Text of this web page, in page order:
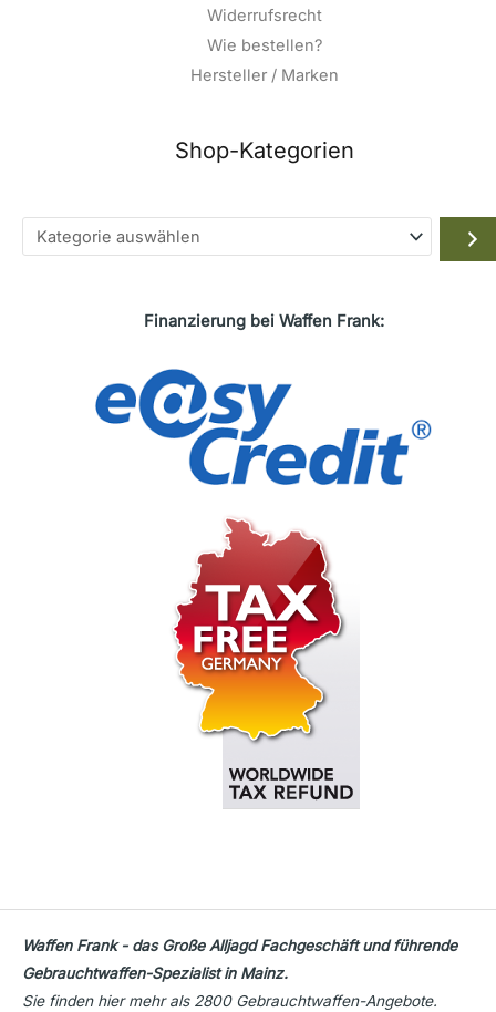
Widerrufsrecht
Wie bestellen?
Hersteller / Marken
Shop-Kategorien
Kategorie
auswählen
Finanzierung bei Waffen Frank:
Waffen Frank - das Große Alljagd Fachgeschäft und führende
Gebrauchtwaffen-Spezialist in Mainz.
Sie finden hier mehr als 2800 Gebrauchtwaffen-Angebote.